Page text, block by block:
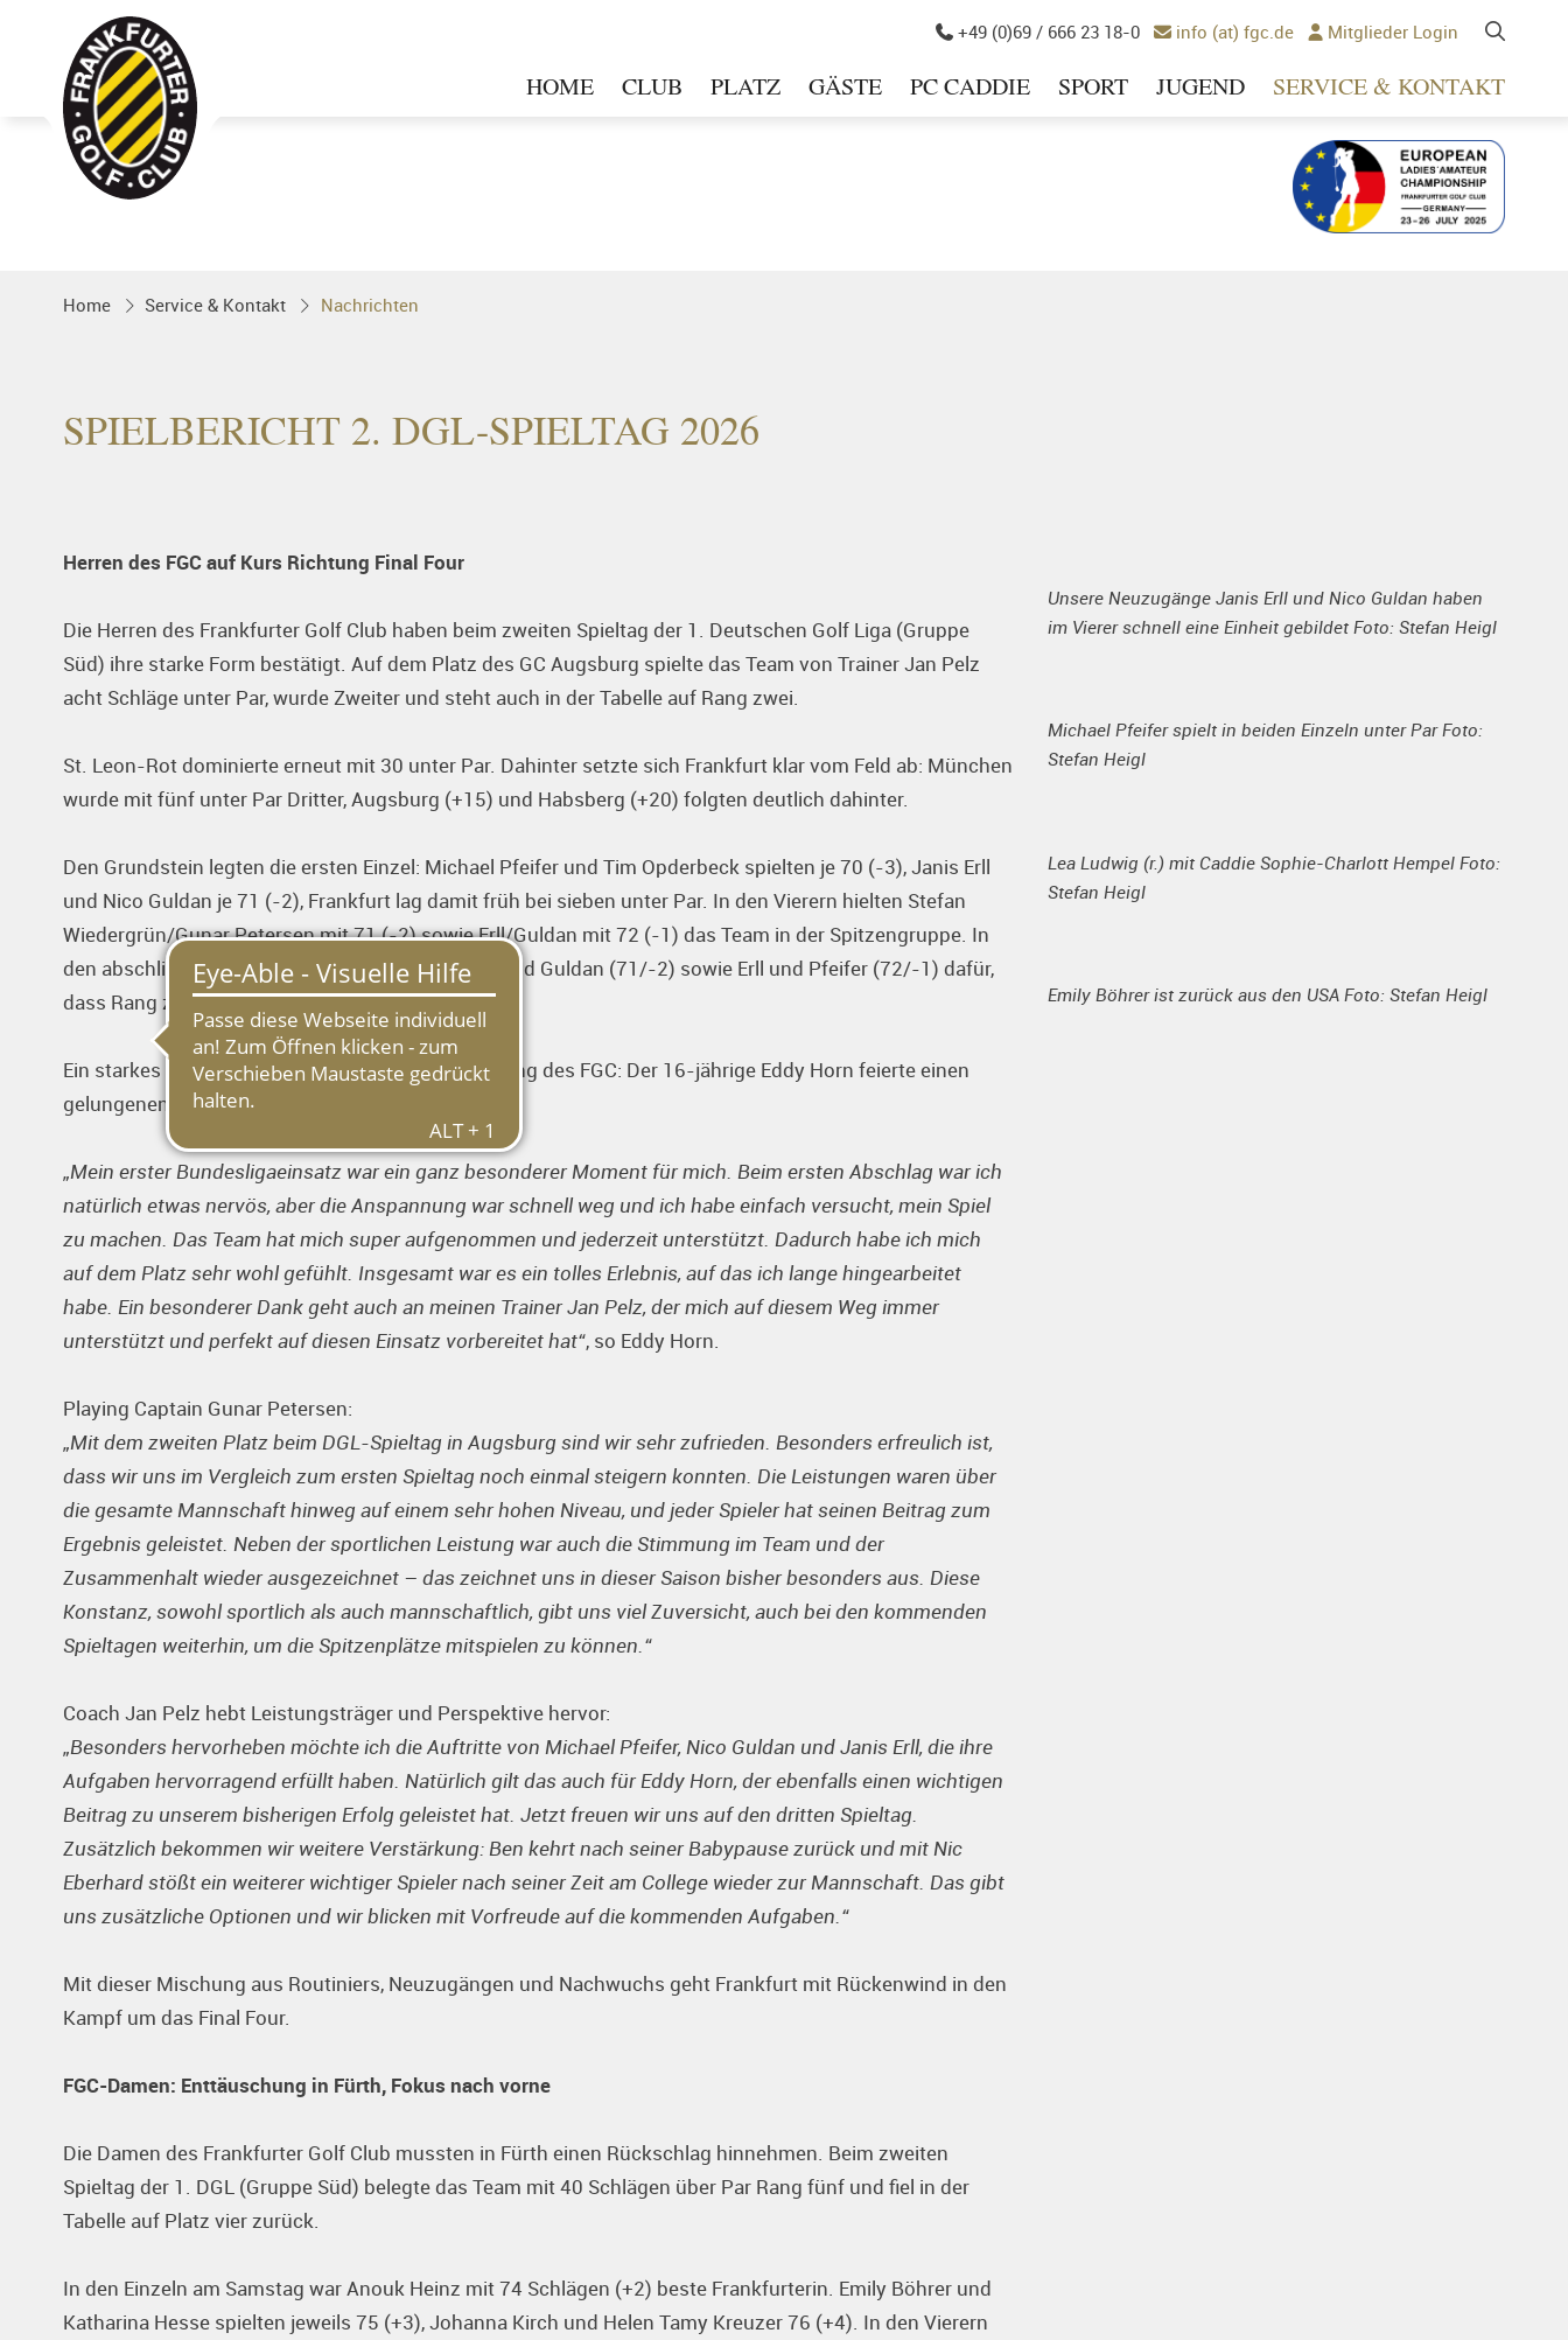
 +49 (0)69 / 666 23 18-0  info (at) fgc.de  Mitglieder Login
HOME CLUB PLATZ GÄSTE PC CADDIE SPORT JUGEND SERVICE & KONTAKT
Golfgenuss und Spitzensport mitten in
FRANKFURT
Home Service & Kontakt Nachrichten
SPIELBERICHT 2. DGL-SPIELTAG 2026
Herren des FGC auf Kurs Richtung Final Four
Die Herren des Frankfurter Golf Club haben beim zweiten Spieltag der 1. Deutschen Golf Liga (Gruppe
Süd) ihre starke Form bestätigt. Auf dem Platz des GC Augsburg spielte das Team von Trainer Jan Pelz
acht Schläge unter Par, wurde Zweiter und steht auch in der Tabelle auf Rang zwei.
St. Leon-Rot dominierte erneut mit 30 unter Par. Dahinter setzte sich Frankfurt klar vom Feld ab: München
wurde mit fünf unter Par Dritter, Augsburg (+15) und Habsberg (+20) folgten deutlich dahinter.
Den Grundstein legten die ersten Einzel: Michael Pfeifer und Tim Opderbeck spielten je 70 (-3), Janis Erll
und Nico Guldan je 71 (-2), Frankfurt lag damit früh bei sieben unter Par. In den Vierern hielten Stefan
Wiedergrün/Gunar Petersen mit 71 (-2) sowie Erll/Guldan mit 72 (-1) das Team in der Spitzengruppe. In
den abschließenden Einzeln sorgten Wiedergrün und Guldan (71/-2) sowie Erll und Pfeifer (72/-1) dafür,
dass Rang zwei ungefährdet abgesichert wurde.
Ein starkes Signal setzte erneut die Jugendförderung des FGC: Der 16-jährige Eddy Horn feierte einen
gelungenen Bundesliga-Einstand.
„Mein erster Bundesligaeinsatz war ein ganz besonderer Moment für mich. Beim ersten Abschlag war ich
natürlich etwas nervös, aber die Anspannung war schnell weg und ich habe einfach versucht, mein Spiel
zu machen. Das Team hat mich super aufgenommen und jederzeit unterstützt. Dadurch habe ich mich
auf dem Platz sehr wohl gefühlt. Insgesamt war es ein tolles Erlebnis, auf das ich lange hingearbeitet
habe. Ein besonderer Dank geht auch an meinen Trainer Jan Pelz, der mich auf diesem Weg immer
unterstützt und perfekt auf diesen Einsatz vorbereitet hat“, so Eddy Horn.
Playing Captain Gunar Petersen:
„Mit dem zweiten Platz beim DGL-Spieltag in Augsburg sind wir sehr zufrieden. Besonders erfreulich ist,
dass wir uns im Vergleich zum ersten Spieltag noch einmal steigern konnten. Die Leistungen waren über
die gesamte Mannschaft hinweg auf einem sehr hohen Niveau, und jeder Spieler hat seinen Beitrag zum
Ergebnis geleistet. Neben der sportlichen Leistung war auch die Stimmung im Team und der
Zusammenhalt wieder ausgezeichnet – das zeichnet uns in dieser Saison bisher besonders aus. Diese
Konstanz, sowohl sportlich als auch mannschaftlich, gibt uns viel Zuversicht, auch bei den kommenden
Spieltagen weiterhin, um die Spitzenplätze mitspielen zu können.“
Coach Jan Pelz hebt Leistungsträger und Perspektive hervor:
„Besonders hervorheben möchte ich die Auftritte von Michael Pfeifer, Nico Guldan und Janis Erll, die ihre
Aufgaben hervorragend erfüllt haben. Natürlich gilt das auch für Eddy Horn, der ebenfalls einen wichtigen
Beitrag zu unserem bisherigen Erfolg geleistet hat. Jetzt freuen wir uns auf den dritten Spieltag.
Zusätzlich bekommen wir weitere Verstärkung: Ben kehrt nach seiner Babypause zurück und mit Nic
Eberhard stößt ein weiterer wichtiger Spieler nach seiner Zeit am College wieder zur Mannschaft. Das gibt
uns zusätzliche Optionen und wir blicken mit Vorfreude auf die kommenden Aufgaben.“
Mit dieser Mischung aus Routiniers, Neuzugängen und Nachwuchs geht Frankfurt mit Rückenwind in den
Kampf um das Final Four.
FGC-Damen: Enttäuschung in Fürth, Fokus nach vorne
Die Damen des Frankfurter Golf Club mussten in Fürth einen Rückschlag hinnehmen. Beim zweiten
Spieltag der 1. DGL (Gruppe Süd) belegte das Team mit 40 Schlägen über Par Rang fünf und fiel in der
Tabelle auf Platz vier zurück.
In den Einzeln am Samstag war Anouk Heinz mit 74 Schlägen (+2) beste Frankfurterin. Emily Böhrer und
Katharina Hesse spielten jeweils 75 (+3), Johanna Kirch und Helen Tamy Kreuzer 76 (+4). In den Vierern
Unsere Neuzugänge Janis Erll und Nico Guldan haben
im Vierer schnell eine Einheit gebildet Foto: Stefan Heigl
Michael Pfeifer spielt in beiden Einzeln unter Par Foto:
Stefan Heigl
Lea Ludwig (r.) mit Caddie Sophie-Charlott Hempel Foto:
Stefan Heigl
Emily Böhrer ist zurück aus den USA Foto: Stefan Heigl